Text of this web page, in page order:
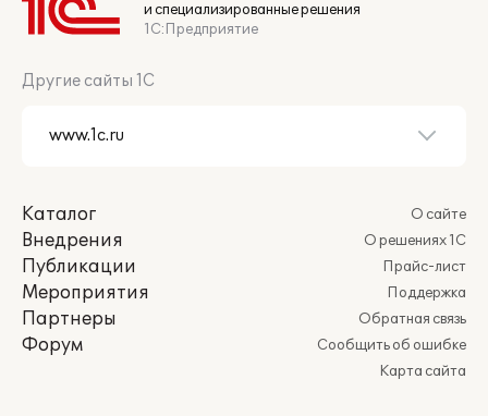
и специализированные решения
1С:Предприятие
Другие сайты 1С
Каталог
Внедрения
Публикации
Мероприятия
Партнеры
Форум
О сайте
О решениях 1С
Прайс-лист
Поддержка
Обратная связь
Сообщить об ошибке
Карта сайта